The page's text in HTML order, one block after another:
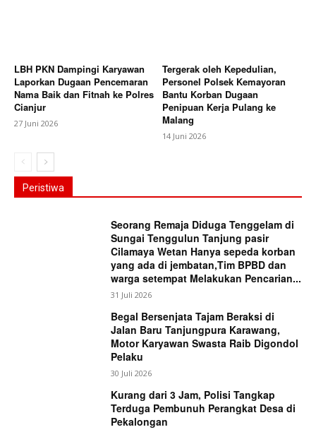
LBH PKN Dampingi Karyawan
Laporkan Dugaan Pencemaran
Nama Baik dan Fitnah ke Polres
Cianjur
27 Juni 2026
Tergerak oleh Kepedulian,
Personel Polsek Kemayoran
Bantu Korban Dugaan
Penipuan Kerja Pulang ke
Malang
14 Juni 2026
Peristiwa
Seorang Remaja Diduga Tenggelam di
Sungai Tenggulun Tanjung pasir
Cilamaya Wetan Hanya sepeda korban
yang ada di jembatan,Tim BPBD dan
warga setempat Melakukan Pencarian...
31 Juli 2026
Begal Bersenjata Tajam Beraksi di
Jalan Baru Tanjungpura Karawang,
Motor Karyawan Swasta Raib Digondol
Pelaku
30 Juli 2026
Kurang dari 3 Jam, Polisi Tangkap
Terduga Pembunuh Perangkat Desa di
Pekalongan